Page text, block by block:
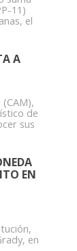
11)
el
A
de
sus
EN
en